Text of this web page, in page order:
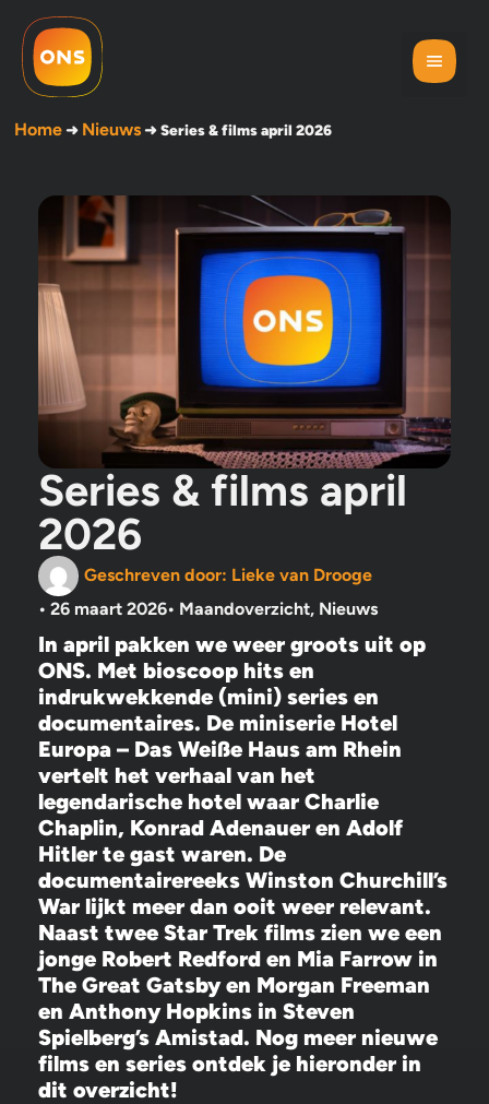
Home➜ Nieuws➜Series & films april 2026
Series & films april
2026
Geschreven door: Lieke van Drooge
• 26 maart 2026• Maandoverzicht, Nieuws
In april pakken we weer groots uit op
ONS. Met bioscoop hits en
indrukwekkende (mini) series en
documentaires. De miniserie Hotel
Europa – Das Weiße Haus am Rhein
vertelt het verhaal van het
legendarische hotel waar Charlie
Chaplin, Konrad Adenauer en Adolf
Hitler te gast waren. De
documentairereeks Winston Churchill’s
War lijkt meer dan ooit weer relevant.
Naast twee Star Trek films zien we een
jonge Robert Redford en Mia Farrow in
The Great Gatsby en Morgan Freeman
en Anthony Hopkins in Steven
Spielberg’s Amistad. Nog meer nieuwe
films en series ontdek je hieronder in
dit overzicht!